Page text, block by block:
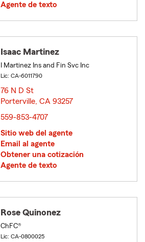
Agente de texto
Isaac Martinez
I Martinez Ins and Fin Svc Inc
Lic: CA-6011790
76 N D St
Porterville, CA 93257
559-853-4707
Sitio web del agente
Email al agente
Obtener una cotización
Agente de texto
Rose Quinonez
ChFC®
Lic: CA-0800025